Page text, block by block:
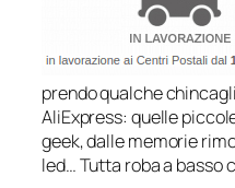
prendo qualche
AliExpress: quelle
geek, dalle memorie
led… Tutta roba a basso